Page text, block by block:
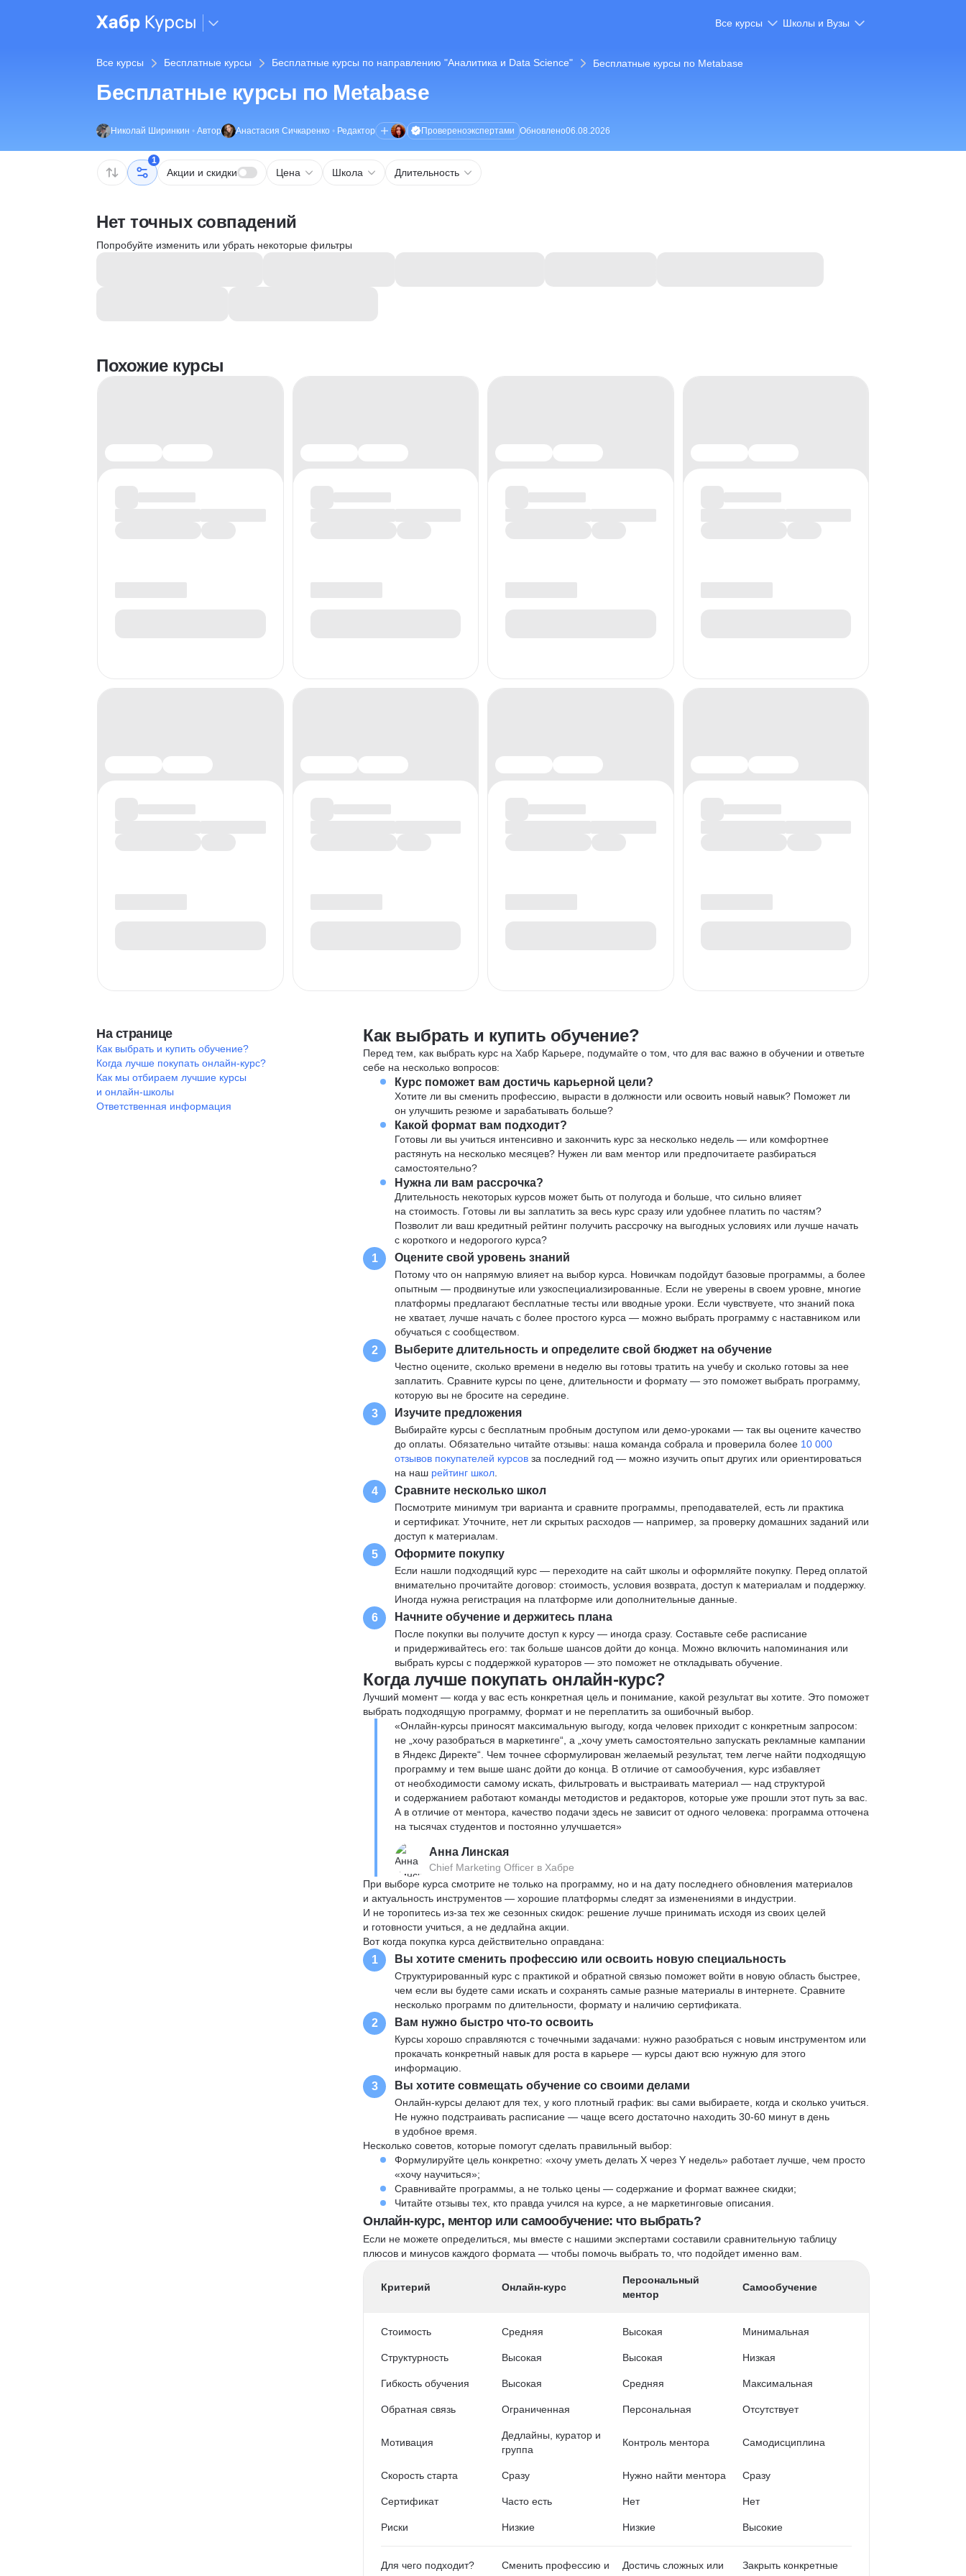
Все курсы Школы и Вузы
Все курсы Бесплатные курсы Бесплатные курсы по направлению "Аналитика и Data Science" Бесплатные курсы по Metabase
Бесплатные курсы по Metabase
Николай Ширинкин • Автор Анастасия Сичкаренко • Редактор Провереноэкспертами Обновлено06.08.2026
1
Акции и скидки Цена Школа Длительность
Нет точных совпадений
Попробуйте изменить или убрать некоторые фильтры
Похожие курсы
На странице
Как выбрать и купить обучение?
Когда лучше покупать онлайн-курс?
Как мы отбираем лучшие курсы
и онлайн-школы
Ответственная информация
Как выбрать и купить обучение?
Перед тем, как выбрать курс на Хабр Карьере, подумайте о том, что для вас важно в обучении и ответьте
себе на несколько вопросов:
Курс поможет вам достичь карьерной цели?
Хотите ли вы сменить профессию, вырасти в должности или освоить новый навык? Поможет ли
он улучшить резюме и зарабатывать больше?
Какой формат вам подходит?
Готовы ли вы учиться интенсивно и закончить курс за несколько недель — или комфортнее
растянуть на несколько месяцев? Нужен ли вам ментор или предпочитаете разбираться
самостоятельно?
Нужна ли вам рассрочка?
Длительность некоторых курсов может быть от полугода и больше, что сильно влияет
на стоимость. Готовы ли вы заплатить за весь курс сразу или удобнее платить по частям?
Позволит ли ваш кредитный рейтинг получить рассрочку на выгодных условиях или лучше начать
с короткого и недорогого курса?
1 Оцените свой уровень знаний
Потому что он напрямую влияет на выбор курса. Новичкам подойдут базовые программы, а более
опытным — продвинутые или узкоспециализированные. Если не уверены в своем уровне, многие
платформы предлагают бесплатные тесты или вводные уроки. Если чувствуете, что знаний пока
не хватает, лучше начать с более простого курса — можно выбрать программу с наставником или
обучаться с сообществом.
2 Выберите длительность и определите свой бюджет на обучение
Честно оцените, сколько времени в неделю вы готовы тратить на учебу и сколько готовы за нее
заплатить. Сравните курсы по цене, длительности и формату — это поможет выбрать программу,
которую вы не бросите на середине.
3 Изучите предложения
Выбирайте курсы с бесплатным пробным доступом или демо-уроками — так вы оцените качество
до оплаты. Обязательно читайте отзывы: наша команда собрала и проверила более 10 000
отзывов покупателей курсовза последний год — можно изучить опыт других или ориентироваться
на наш рейтинг школ
4 Сравните несколько школ
Посмотрите минимум три варианта и сравните программы, преподавателей, есть ли практика
и сертификат. Уточните, нет ли скрытых расходов — например, за проверку домашних заданий или
доступ к материалам.
5 Оформите покупку
Если нашли подходящий курс — переходите на сайт школы и оформляйте покупку. Перед оплатой
внимательно прочитайте договор: стоимость, условия возврата, доступ к материалам и поддержку.
Иногда нужна регистрация на платформе или дополнительные данные.
6 Начните обучение и держитесь плана
После покупки вы получите доступ к курсу — иногда сразу. Составьте себе расписание
и придерживайтесь его: так больше шансов дойти до конца. Можно включить напоминания или
выбрать курсы с поддержкой кураторов — это поможет не откладывать обучение.
Когда лучше покупать онлайн-курс?
Лучший момент — когда у вас есть конкретная цель и понимание, какой результат вы хотите. Это поможет
выбрать подходящую программу, формат и не переплатить за ошибочный выбор.
«Онлайн-курсы приносят максимальную выгоду, когда человек приходит с конкретным запросом:
не „хочу разобраться в маркетинге“, а „хочу уметь самостоятельно запускать рекламные кампании
в Яндекс Директе“. Чем точнее сформулирован желаемый результат, тем легче найти подходящую
программу и тем выше шанс дойти до конца. В отличие от самообучения, курс избавляет
от необходимости самому искать, фильтровать и выстраивать материал — над структурой
и содержанием работают команды методистов и редакторов, которые уже прошли этот путь за вас.
А в отличие от ментора, качество подачи здесь не зависит от одного человека: программа отточена
на тысячах студентов и постоянно улучшается»
Анна Линская
Chief Marketing Officer в Хабре
При выборе курса смотрите не только на программу, но и на дату последнего обновления материалов
и актуальность инструментов — хорошие платформы следят за изменениями в индустрии.
И не торопитесь из-за тех же сезонных скидок: решение лучше принимать исходя из своих целей
и готовности учиться, а не дедлайна акции.
Вот когда покупка курса действительно оправдана:
1 Вы хотите сменить профессию или освоить новую специальность
Структурированный курс с практикой и обратной связью поможет войти в новую область быстрее,
чем если вы будете сами искать и сохранять самые разные материалы в интернете. Сравните
несколько программ по длительности, формату и наличию сертификата.
2 Вам нужно быстро что-то освоить
Курсы хорошо справляются с точечными задачами: нужно разобраться с новым инструментом или
прокачать конкретный навык для роста в карьере — курсы дают всю нужную для этого
информацию.
3 Вы хотите совмещать обучение со своими делами
Онлайн-курсы делают для тех, у кого плотный график: вы сами выбираете, когда и сколько учиться.
Не нужно подстраивать расписание — чаще всего достаточно находить 30-60 минут в день
в удобное время.
Несколько советов, которые помогут сделать правильный выбор:
Формулируйте цель конкретно: «хочу уметь делать X через Y недель» работает лучше, чем просто
«хочу научиться»;
Сравнивайте программы, а не только цены — содержание и формат важнее скидки;
Читайте отзывы тех, кто правда учился на курсе, а не маркетинговые описания.
Онлайн-курс, ментор или самообучение: что выбрать?
Если не можете определиться, мы вместе с нашими экспертами составили сравнительную таблицу
плюсов и минусов каждого формата — чтобы помочь выбрать то, что подойдет именно вам.
Критерий Онлайн-курс
Персональный
ментор
Самообучение
Стоимость Средняя Высокая Минимальная
Структурность Высокая Высокая Низкая
Гибкость обучения Высокая Средняя Максимальная
Обратная связь Ограниченная Персональная Отсутствует
Мотивация
Дедлайны, куратор и
группа
Контроль ментора Самодисциплина
Скорость старта Сразу Нужно найти ментора Сразу
Сертификат Часто есть Нет Нет
Риски Низкие Низкие Высокие
Для чего подходит?
Сменить профессию и
Достичь сложных или
Закрыть конкретные